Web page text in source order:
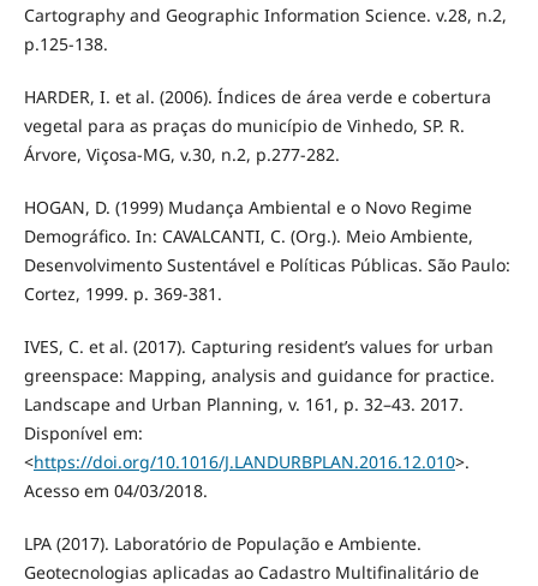
Cartography and Geographic Information Science. v.28, n.2,
p.125-138.
HARDER, I. et al. (2006). Índices de área verde e cobertura
vegetal para as praças do município de Vinhedo, SP. R.
Árvore, Viçosa-MG, v.30, n.2, p.277-282.
HOGAN, D. (1999) Mudança Ambiental e o Novo Regime
Demográfico. In: CAVALCANTI, C. (Org.). Meio Ambiente,
Desenvolvimento Sustentável e Políticas Públicas. São Paulo:
Cortez, 1999. p. 369-381.
IVES, C. et al. (2017). Capturing resident’s values for urban
greenspace: Mapping, analysis and guidance for practice.
Landscape and Urban Planning, v. 161, p. 32–43. 2017.
Disponível em:
<https://doi.org/10.1016/J.LANDURBPLAN.2016.12.010>.
Acesso em 04/03/2018.
LPA (2017). Laboratório de População e Ambiente.
Geotecnologias aplicadas ao Cadastro Multifinalitário de